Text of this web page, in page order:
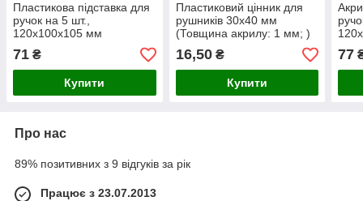
Пластикова підставка для
ручок на 5 шт.,
120х100х105 мм
(Товщина акрилу: 1,8 мм;
)
71 ₴
Купити
Пластиковий цінник для
рушників 30х40 мм
(Товщина акрилу: 1 мм; )
16,50₴
Купити
77
Про нас
89% позитивних з 9 відгуків за рік
Працює з 23.07.2013